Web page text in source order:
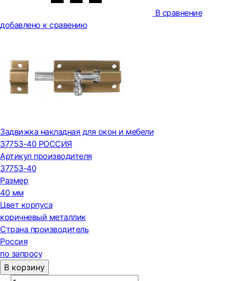
В сравнение
добавлено к сравению
Задвижка накладная для окон и мебели
37753-40 РОССИЯ
Артикул производителя
37753-40
Размер
40 мм
Цвет корпуса
коричневый металлик
Страна производитель
Россия
по запросу
В корзину